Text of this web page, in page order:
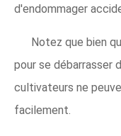
d'endommager
Notez que bien
pour se débarrasser
cultivateurs ne
facilement.